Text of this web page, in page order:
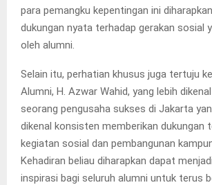
para pemangku kepentingan ini
dukungan nyata terhadap gerakan sosial
oleh alumni.
Selain itu, perhatian khusus juga tertuju
Alumni, H. Azwar Wahid, yang lebih
seorang pengusaha sukses di Jakarta
dikenal konsisten memberikan dukungan
kegiatan sosial dan pembangunan
Kehadiran beliau diharapkan dapat
inspirasi bagi seluruh alumni untuk terus